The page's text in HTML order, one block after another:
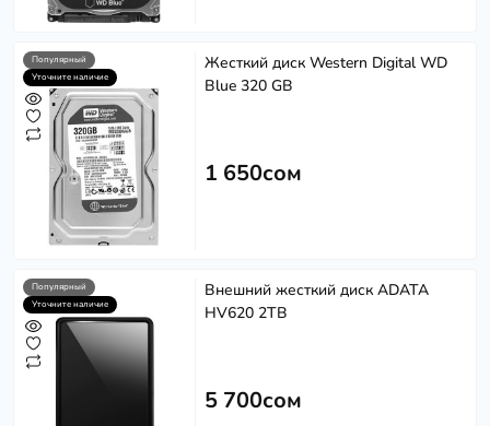
Популярный
Уточните наличие
Жесткий диск Western Digital WD
Blue 320 GB
1 650сом
Популярный
Уточните наличие
Внешний жесткий диск ADATA
HV620 2TB
5 700сом